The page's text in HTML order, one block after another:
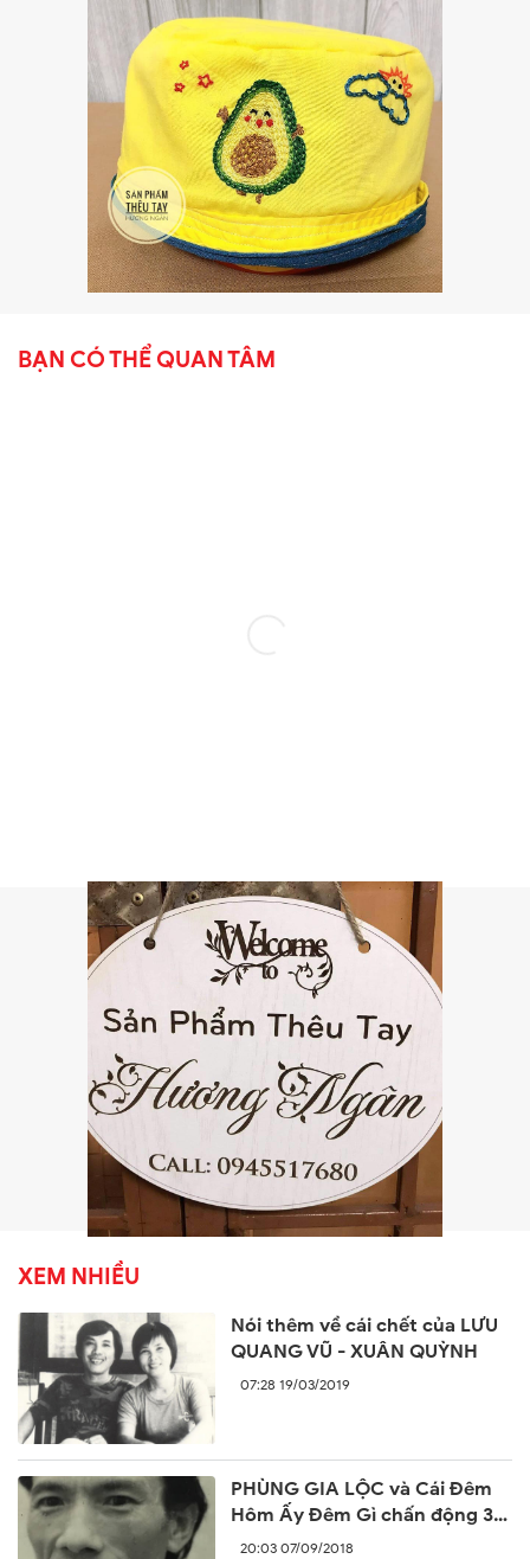
BẠN CÓ THỂ QUAN TÂM
XEM NHIỀU
Nói thêm về cái chết của LƯU
QUANG VŨ - XUÂN QUỲNH
07:28 19/03/2019
PHÙNG GIA LỘC và Cái Đêm
Hôm Ấy Đêm Gì chấn động 30
năm trước
20:03 07/09/2018